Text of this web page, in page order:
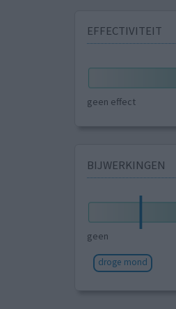
EFFECTIVITEIT
geen effect
BIJWERKINGEN
geen
droge mond